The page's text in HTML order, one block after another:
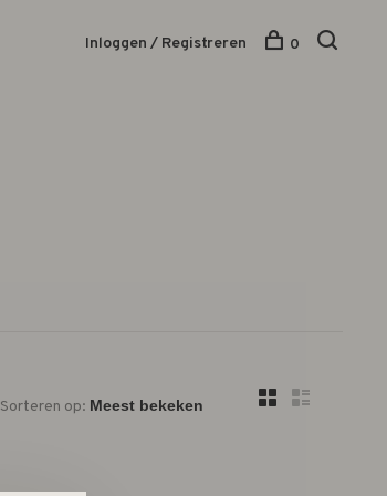
Inloggen / Registreren 0
Sorteren op: